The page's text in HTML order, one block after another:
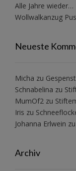
Alle Jahre wieder…
Wollwalkanzug
Neueste
Micha zu
Schnabelina zu
MumOf2 zu
Iris zu
Johanna Erlwein zu
Archiv